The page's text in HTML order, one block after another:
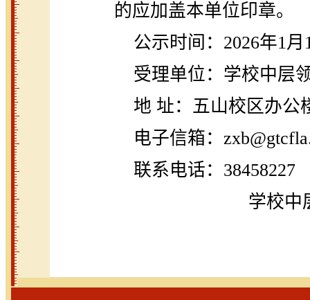
的应加盖本单位印章。
公示时间：2026年1
受理单位：学校中层
地 址：五山校区办公
电子信箱：
联系电话：38458227
学校中